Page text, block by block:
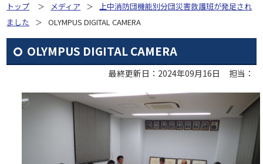
トップ メディア
上中消防団機能別分団災害救護班が発足され
ました
OLYMPUS DIGITAL CAMERA
OLYMPUS DIGITAL CAMERA
最終更新日：2024年09月16日 担当：